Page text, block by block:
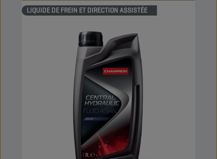
LIQUIDE DE FREIN ET DIRECTION ASSISTÉE